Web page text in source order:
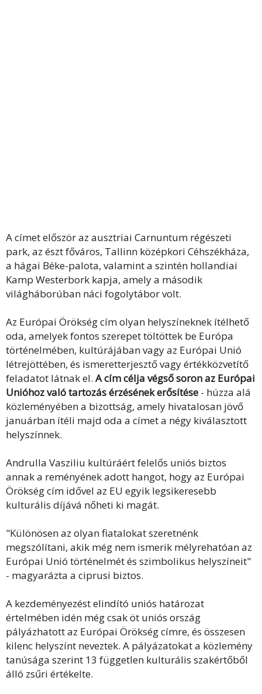
A címet előszöraz ausztriai Carnuntum régészeti
park, az észt főváros, Tallinn középkori Céhszékháza,
a hágai Béke-palota, valamint a szintén hollandiai
Kamp Westerbork kapja, amely a második
világháborúban náci fogolytábor volt.
Az Európai Örökség cím olyan helyszíneknek ítélhető
oda, amelyek fontos szerepet töltöttek be Európa
történelmében, kultúrájában vagy az Európai Unió
létrejöttében, és ismeretterjesztő vagy értékközvetítő
feladatot látnak el. A cím célja végső soron az Európai
Unióhoz való tartozás érzésének erősítése - húzza alá
közleményében a bizottság, amely hivatalosan jövő
januárban ítéli majd oda a címet a négy kiválasztott
helyszínnek.
Andrulla Vasziliu kultúráért felelős uniós biztos
annak a reményének adott hangot, hogy az Európai
Örökség cím idővel az EU egyik legsikeresebb
kulturális díjává nőheti ki magát.
"Különösen az olyan fiatalokat szeretnénk
megszólítani, akik még nem ismerik mélyrehatóan az
Európai Unió történelmét és szimbolikus helyszíneit"
- magyarázta a ciprusi biztos.
A kezdeményezést elindító uniós határozat
értelmében idén még csak öt uniós ország
pályázhatott az Európai Örökség címre, és összesen
kilenc helyszínt neveztek. A pályázatokat a közlemény
tanúsága szerint 13 független kulturális szakértőből
álló zsűri értékelte.